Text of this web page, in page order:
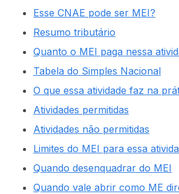
Esse CNAE pode ser MEI?
Resumo tributário
Quanto o MEI paga nessa
Tabela do Simples Nacional
O que essa atividade faz na
Atividades permitidas
Atividades não permitidas
Limites do MEI para essa
Quando desenquadrar do MEI
Quando vale abrir como ME